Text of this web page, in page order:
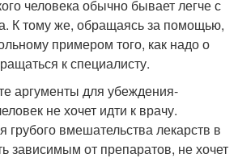
человека обычно бывает легче с
К тому же, обращаясь за помощью,
примером того, как надо о
к специалисту.
аргументы для убеждения-
не хочет идти к врачу.
грубого вмешательства лекарств в
зависимым от препаратов, не хочет